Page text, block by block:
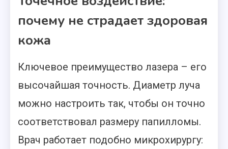
почему не страдает здоровая
кожа
Ключевое преимущество лазера – его
высочайшая точность. Диаметр луча
можно настроить так, чтобы он точно
соответствовал размеру папилломы.
Врач работает подобно микрохирургу: